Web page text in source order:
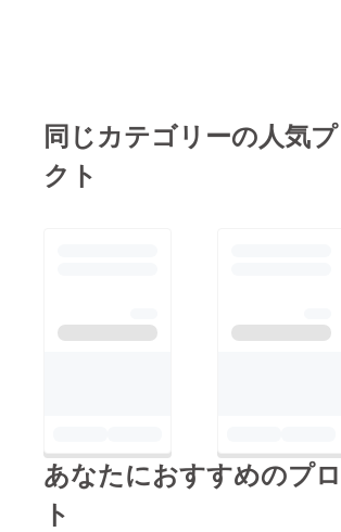
いです！集めた資金は
ますか？詳細をお話し
フィールに記載されて
いるメールアドレス
ださり、とても
ですが、
入を得られる」
という自信を取
同じカテゴリーの人気
クト
あなたにおすすめのプ
ト